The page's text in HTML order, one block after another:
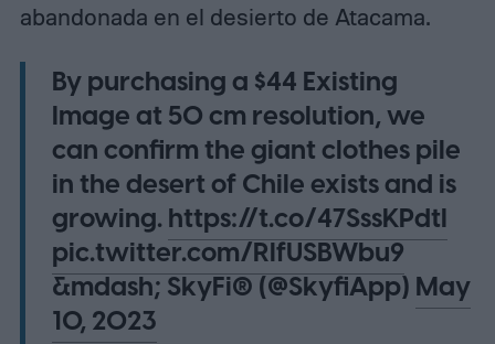
abandonada en el desierto de Atacama.
By purchasing a $44 Existing
Image at 50 cm resolution, we
can confirm the giant clothes pile
in the desert of Chile exists and is
growing.https://t.co/47SssKPdtI
pic.twitter.com/RlfUSBWbu9
&mdash; SkyFi® (@SkyfiApp) May
10, 2023